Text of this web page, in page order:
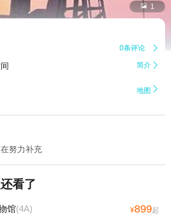
 1
0条评论 
简介 
地图 
努力补充
看了
馆(4A) ¥899起